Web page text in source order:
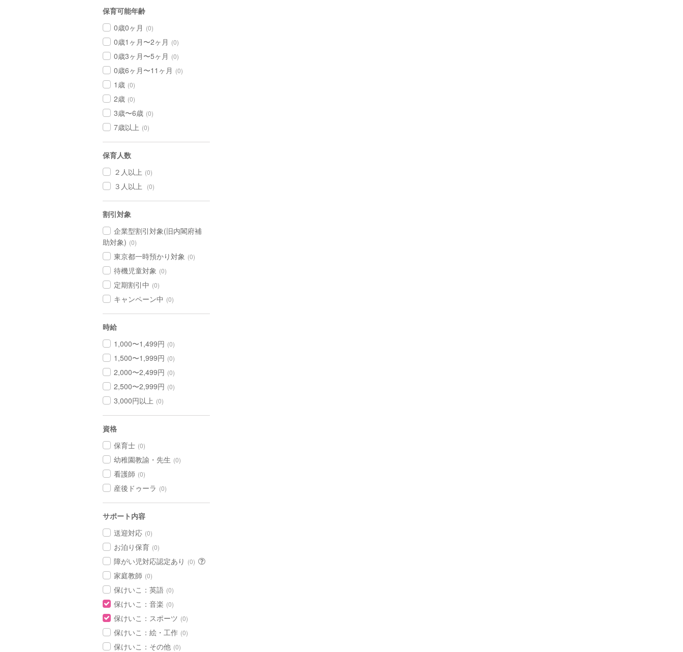
保育可能年齢
0歳0ヶ月 (0)
0歳1ヶ月〜2ヶ月 (0)
0歳3ヶ月〜5ヶ月 (0)
0歳6ヶ月〜11ヶ月 (0)
1歳 (0)
2歳 (0)
3歳〜6歳 (0)
7歳以上 (0)
保育人数
２人以上 (0)
３人以上 (0)
割引対象
企業型割引対象(旧内閣府補
助対象) (0)
東京都一時預かり対象 (0)
待機児童対象 (0)
定期割引中 (0)
キャンペーン中 (0)
時給
1,000〜1,499円 (0)
1,500〜1,999円 (0)
2,000〜2,499円 (0)
2,500〜2,999円 (0)
3,000円以上 (0)
資格
保育士 (0)
幼稚園教諭・先生 (0)
看護師 (0)
産後ドゥーラ (0)
サポート内容
送迎対応 (0)
お泊り保育 (0)
障がい児対応認定あり (0)
家庭教師 (0)
保けいこ：英語 (0)
保けいこ：音楽 (0)
保けいこ：スポーツ (0)
保けいこ：絵・工作 (0)
保けいこ：その他 (0)